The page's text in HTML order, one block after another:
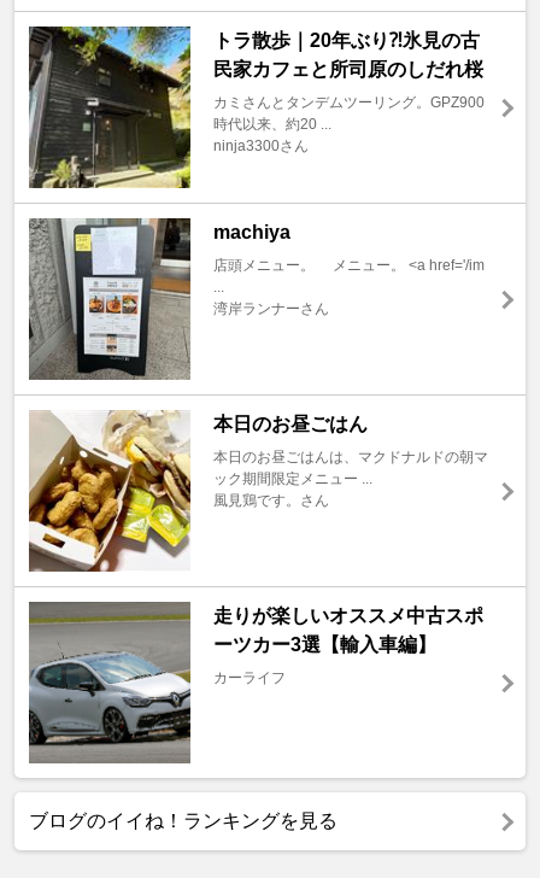
トラ散歩｜20年ぶり⁈氷見の古
民家カフェと所司原のしだれ桜
カミさんとタンデムツーリング。GPZ900
時代以来、約20 ...
ninja3300さん
machiya
店頭メニュー。 メニュー。 <a href='/im
...
湾岸ランナーさん
本日のお昼ごはん
本日のお昼ごはんは、マクドナルドの朝マ
ック期間限定メニュー ...
風見鶏です。さん
走りが楽しいオススメ中古スポ
ーツカー3選【輸入車編】
カーライフ
ブログのイイね！ランキングを見る